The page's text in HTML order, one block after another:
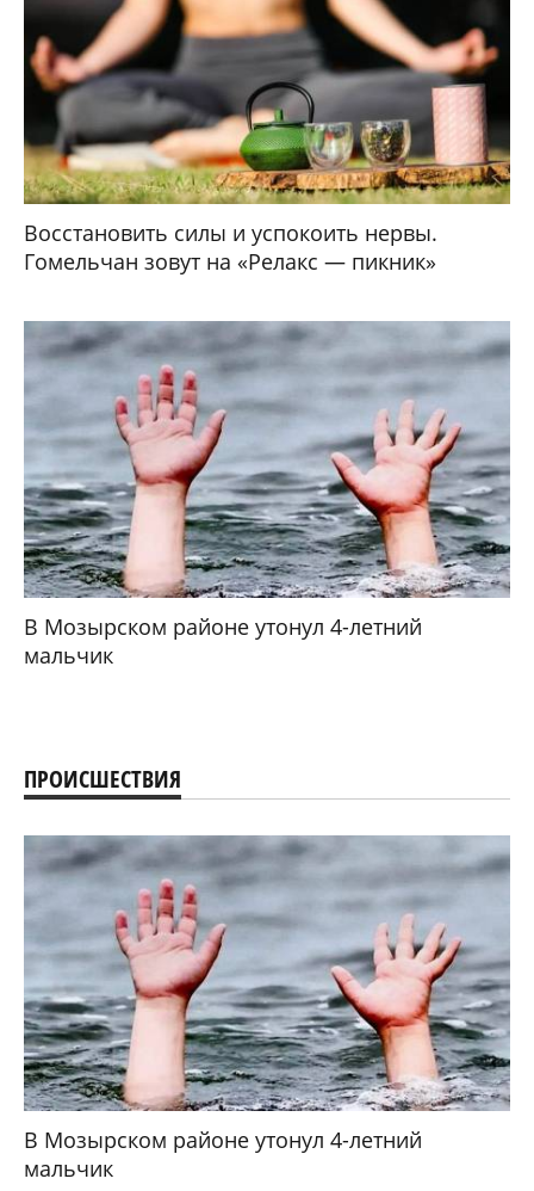
Восстановить силы и успокоить нервы.
Гомельчан зовут на «Релакс — пикник»
В Мозырском районе утонул 4-летний
мальчик
ПРОИСШЕСТВИЯ
В Мозырском районе утонул 4-летний
мальчик